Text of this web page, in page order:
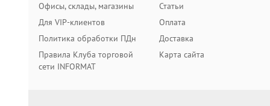
Офисы, склады, магазины
Для VIP-клиентов
Политика обработки ПДн
Правила Клуба торговой
сети INFORMAT
Статьи
Оплата
Доставка
Карта сайта